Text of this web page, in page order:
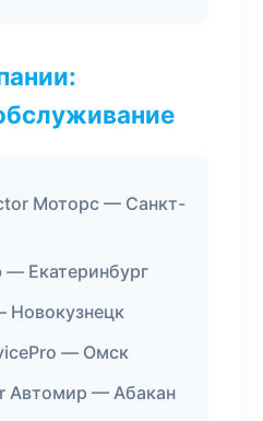
Моторс — Санкт-
— Екатеринбург
— Омск
Автомир — Абакан